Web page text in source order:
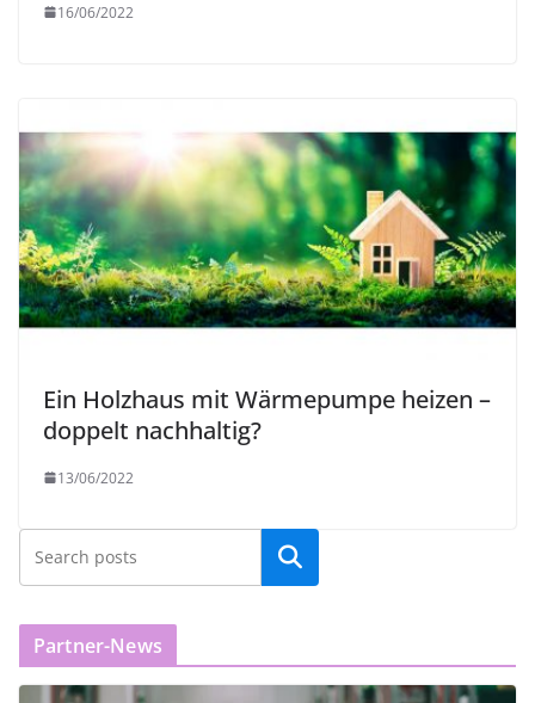
16/06/2022
Ein Holzhaus mit Wärmepumpe heizen –
doppelt nachhaltig?
13/06/2022
Partner-News